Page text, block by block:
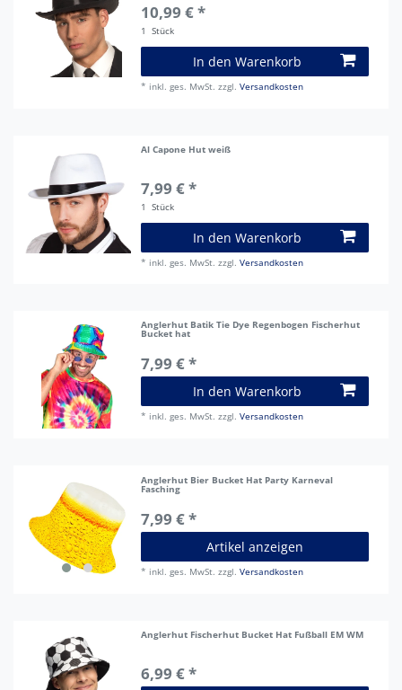
10,99 € *
1 Stück
In den Warenkorb
* inkl. ges. MwSt. zzgl.Versandkosten
Al Capone Hut weiß
7,99 € *
1 Stück
In den Warenkorb
* inkl. ges. MwSt. zzgl.Versandkosten
Anglerhut Batik Tie Dye Regenbogen Fischerhut
Bucket hat
7,99 € *
In den Warenkorb
* inkl. ges. MwSt. zzgl.Versandkosten
Anglerhut Bier Bucket Hat Party Karneval
Fasching
7,99 € *
Artikel anzeigen
* inkl. ges. MwSt. zzgl.Versandkosten
Anglerhut Fischerhut Bucket Hat Fußball EM WM
6,99 € *